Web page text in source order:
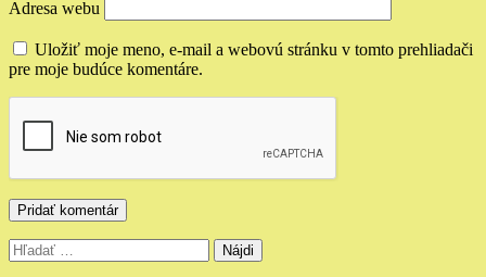
Adresa webu
Uložiť moje meno, e-mail a webovú stránku v tomto prehliadači
pre moje budúce komentáre.
Hľadať: